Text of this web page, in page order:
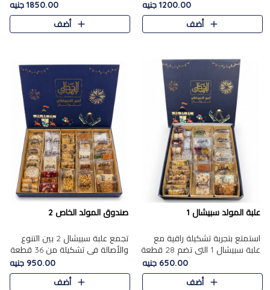
حلويات المولد الشرقية، في تشكيلة
تجمع بين الأصالة والاختيارات
الفاخرة. تحتوي العلبة..
1200.00 جنيه
أضف
الشرقية، في تشكيلة تجمع بين
الأصناف التقليدية الفاخرة والاختيارات
1850.00 جنيه
أضف
علبة المولد سبيشال 1
استمتع بتجربة تشكيلة راقية مع
علبة سبيشال 1 التي تضم 28 قطعة
من تشكيلة مختارة بعناية من أفخر
حلويات المولد المصرية الأصلية
الشرقية. تحتوي ال..
650.00 جنيه
أضف
صندوق المولد الخاص 2
تجمع علبة سبيشال 2 بين التنوع
والأصالة في تشكيلة من 36 قطعة
تضم أشهر حلويات المولد الشرقية.
تحتوي العلبة على الجزرية بالفول،
والجزرية بالبن..
950.00 جنيه
أضف